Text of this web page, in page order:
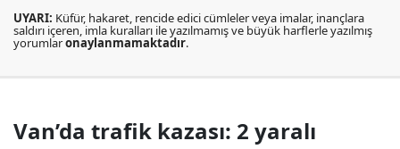
UYARI: Küfür, hakaret, rencide edici cümleler veya imalar, inançlara
saldırı içeren, imla kuralları ile yazılmamış ve büyük harflerle yazılmış
yorumlaronaylanmamaktadır.
Van’da trafik kazası: 2 yaralı